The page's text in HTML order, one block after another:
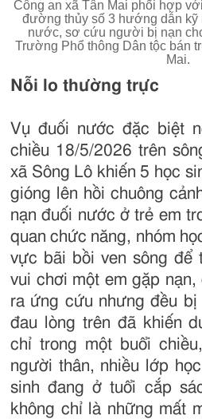
Công an xã Tân Mai phối hợp
đường thủy số 3 hướng dẫn kỹ
nước, sơ cứu người bị nạn
Trường Phổ thông Dân tộc bán
Mai.
Nỗi lo thường trực
Vụ đuối nước đặc biệt
chiều 18/5/2026 trên
xã Sông Lô khiến 5 học
gióng lên hồi chuông
nạn đuối nước ở trẻ em
quan chức năng, nhóm
vực bãi bồi ven sông để
vui chơi một em gặp
ra ứng cứu nhưng đều
đau lòng trên đã khiến
chỉ trong một buổi
người thân, nhiều lớp
sinh đang ở tuổi cắp
không chỉ là những mất